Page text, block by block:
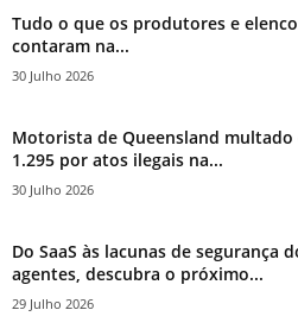
Tudo o que os produtores e
contaram na...
30 Julho 2026
Motorista de Queensland multado
1.295 por atos ilegais na...
30 Julho 2026
Do SaaS às lacunas de segurança
agentes, descubra o próximo...
29 Julho 2026